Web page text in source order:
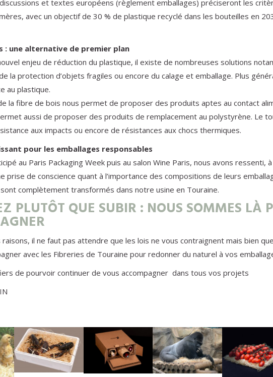
et textes européens (règlement emballages) préciseront les
avec un objectif de 30 % de plastique recyclé dans les bouteilles en
: une alternative de premier plan
enjeu de réduction du plastique, il existe de nombreuses solutions
la protection d’objets fragiles ou encore du calage et emballage. Plus
au plastique.
la fibre de bois nous permet de proposer des produits aptes au contact
aussi de proposer des produits de remplacement au polystyrène. Le
aux impacts ou encore de résistances aux chocs thermiques.
pour les emballages responsables
au Paris Packaging Week puis au salon Wine Paris, nous avons
prise de conscience quant à l’importance des compositions de leurs
complètement transformés dans notre usine en Touraine.
PLUTÔT QUE SUBIR : NOUS SOMMES LÀ
il ne faut pas attendre que les lois ne vous contraignent mais bien
avec les Fibreries de Touraine pour redonner du naturel à vos
de pourvoir continuer de vous accompagner dans tous vos projets